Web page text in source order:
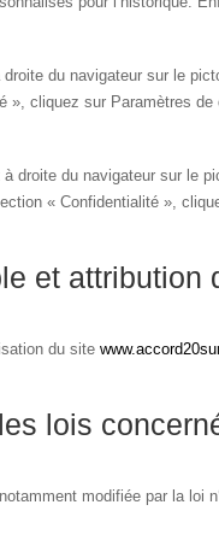
du navigateur sur le
», cliquez sur Paramètres
droite du navigateur sur le
« Confidentialité »,
et attribution
du site
lois
modifiée par la loi